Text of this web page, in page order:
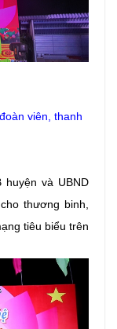
viên, thanh
huyện và UBND
thương binh,
tiêu biểu trên